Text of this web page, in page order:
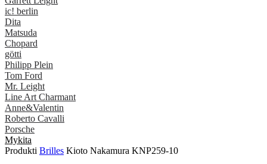
ic! berlin
Dita
Matsuda
Chopard
götti
Philipp Plein
Tom Ford
Mr. Leight
Line Art Charmant
Anne&Valentin
Roberto Cavalli
Porsche
Mykita
Produkti Brilles Kioto Nakamura KNP259-10